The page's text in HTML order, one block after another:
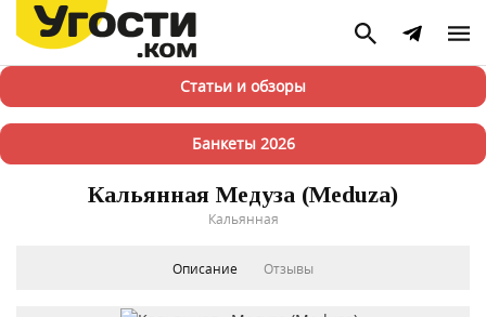
Статьи и обзоры
Банкеты 2026
Кальянная Медуза (Meduza)
Кальянная
Описание Отзывы